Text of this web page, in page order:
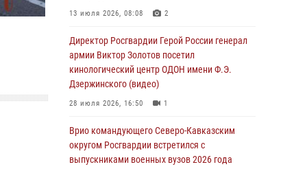
оздоровительных услуг (видео)
В Москве дети сотрудников и
военнослужащих Росгвардии посетили
мастер-класс по художественной гимнастике
05 августа 2026, 13:00
Офицеры Росгвардии и ветераны войск
правопорядка почтили память генерала
армии Ивана Кирилловича Яковлева
13 июля 2026, 08:08 2
Директор Росгвардии Герой России генерал
армии Виктор Золотов посетил
кинологический центр ОДОН имени Ф.Э.
Дзержинского (видео)
28 июля 2026, 16:50 1
Врио командующего Северо-Кавказским
округом Росгвардии встретился с
выпускниками военных вузов 2026 года